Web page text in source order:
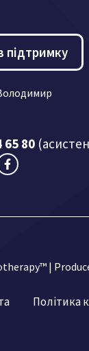
підтримку
65 80
|
Політика